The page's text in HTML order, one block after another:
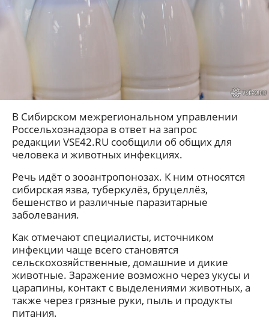
В Сибирском межрегиональном управлении
Россельхознадзора в ответ на запрос
редакции VSE42.RU сообщили об общих для
человека и животных инфекциях.
Речь идёт о зооантропонозах. К ним относятся
сибирская язва, туберкулёз, бруцеллёз,
бешенство и различные паразитарные
заболевания.
Как отмечают специалисты, источником
инфекции чаще всего становятся
сельскохозяйственные, домашние и дикие
животные. Заражение возможно через укусы и
царапины, контакт с выделениями животных, а
также через грязные руки, пыль и продукты
питания.